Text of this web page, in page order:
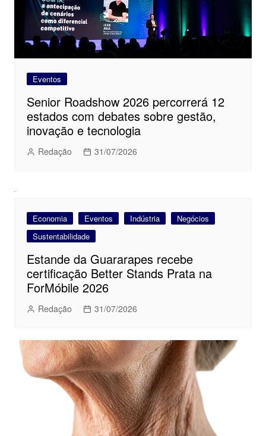
Eventos
Senior Roadshow 2026 percorrerá 12
estados com debates sobre gestão,
inovação e tecnologia
Redação 31/07/2026
Economia Eventos Indústria
Negócios
Sustentabilidade
Estande da Guararapes recebe
certificação Better Stands Prata na
ForMóbile 2026
Redação 31/07/2026